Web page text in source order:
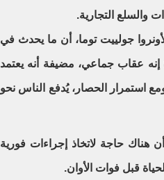
والسلع التجارية.
جولييت توما، أن ما يحدث في
عقاب جماعي، مضيفة أنه يعتمد
استمرار الحصار، يُدفع الناس نحو
هناك حاجة لاتخاذ إجراءات فورية
قبل فوات الأوان.